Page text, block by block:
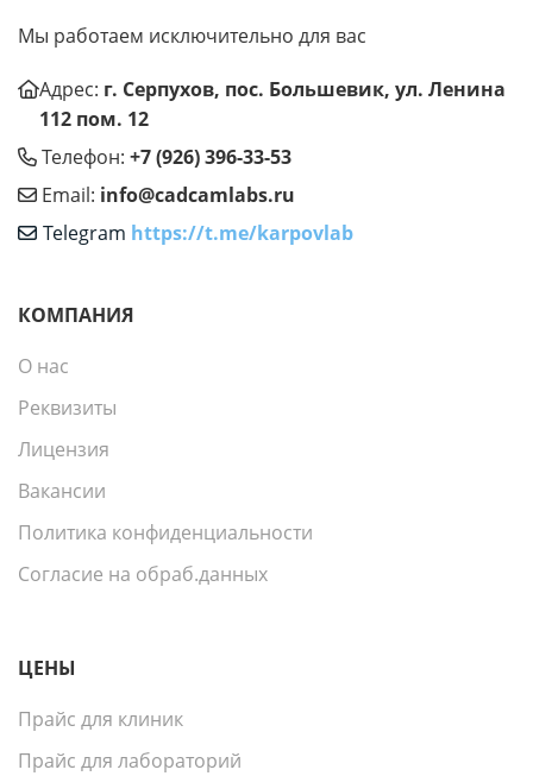
Мы работаем исключительно для вас
Адрес: г. Серпухов, пос. Большевик, ул. Ленина
112 пом. 12
Телефон: +7 (926) 396-33-53
Email: info@cadcamlabs.ru
Telegram https://t.me/karpovlab
КОМПАНИЯ
О нас
Реквизиты
Лицензия
Вакансии
Политика конфиденциальности
Согласие на обраб.данных
ЦЕНЫ
Прайс для клиник
Прайс для лабораторий